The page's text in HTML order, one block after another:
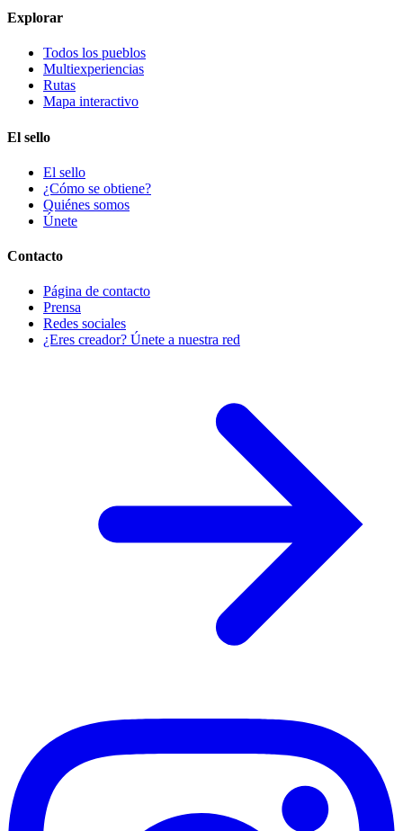
Explorar
Todos los pueblos
Multiexperiencias
Rutas
Mapa interactivo
El sello
El sello
¿Cómo se obtiene?
Quiénes somos
Únete
Contacto
Página de contacto
Prensa
Redes sociales
¿Eres creador? Únete a nuestra red